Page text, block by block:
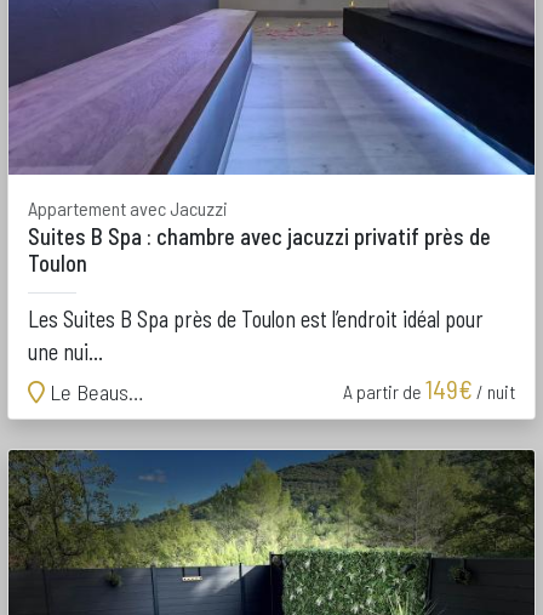
Appartement avec Jacuzzi
Suites B Spa : chambre avec jacuzzi privatif près de
Toulon
Les Suites B Spa près de Toulon est l’endroit idéal pour
une nui...
Le Beausset
A partir de 149€ / nuit